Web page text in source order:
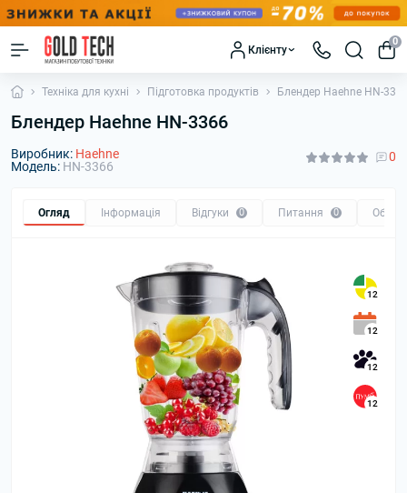
Клієнту
0
Техніка для кухні Підготовка продуктів Блендер Haehne HN-
Блендер Haehne HN-3366
Виробник: Haehne
Модель: HN-3366
0
Огляд Інформація Відгуки 0 Питання 0 Обмін
12
12
12
12